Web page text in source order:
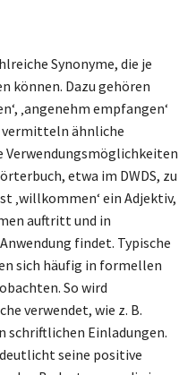
Synonyme, die je
können. Dazu gehören
‚angenehm empfangen‘
vermitteln ähnliche
Verwendungsmöglichkeiten
etwa im DWDS, zu
‚willkommen‘ ein Adjektiv,
auftritt und in
findet. Typische
sich häufig in formellen
So wird
verwendet, wie z. B.
schriftlichen Einladungen.
seine positive